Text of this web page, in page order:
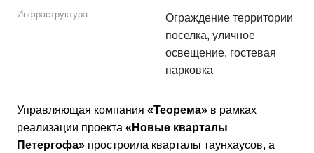
Инфраструктура
Ограждение территории
поселка, уличное
освещение, гостевая
парковка
Управляющая компания «Теорема» в рамках
реализации проекта «Новые кварталы
Петергофа» простроила кварталы таунхаусов, а